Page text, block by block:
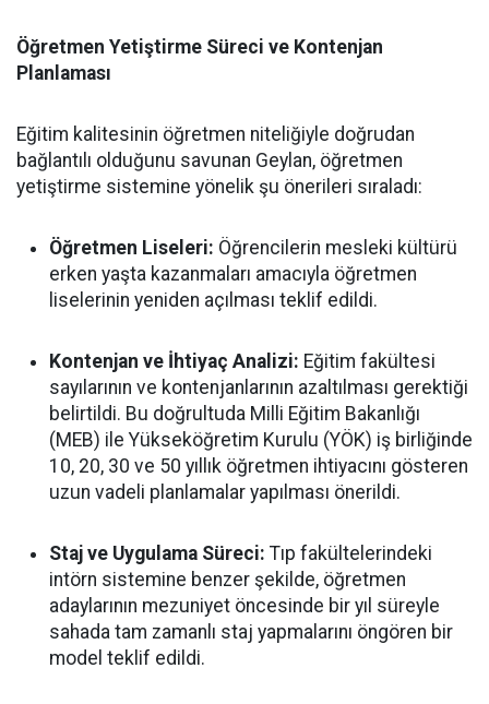
Öğretmen Yetiştirme Süreci ve Kontenjan
Planlaması
Eğitim kalitesinin öğretmen niteliğiyle doğrudan
bağlantılı olduğunu savunan Geylan, öğretmen
yetiştirme sistemine yönelik şu önerileri sıraladı:
Öğretmen Liseleri: Öğrencilerin mesleki kültürü
erken yaşta kazanmaları amacıyla öğretmen
liselerinin yeniden açılması teklif edildi.
Kontenjan ve İhtiyaç Analizi: Eğitim fakültesi
sayılarının ve kontenjanlarının azaltılması gerektiği
belirtildi. Bu doğrultuda Milli Eğitim Bakanlığı
(MEB) ile Yükseköğretim Kurulu (YÖK) iş birliğinde
10, 20, 30 ve 50 yıllık öğretmen ihtiyacını gösteren
uzun vadeli planlamalar yapılması önerildi.
Staj ve Uygulama Süreci: Tıp fakültelerindeki
intörn sistemine benzer şekilde, öğretmen
adaylarının mezuniyet öncesinde bir yıl süreyle
sahada tam zamanlı staj yapmalarını öngören bir
model teklif edildi.